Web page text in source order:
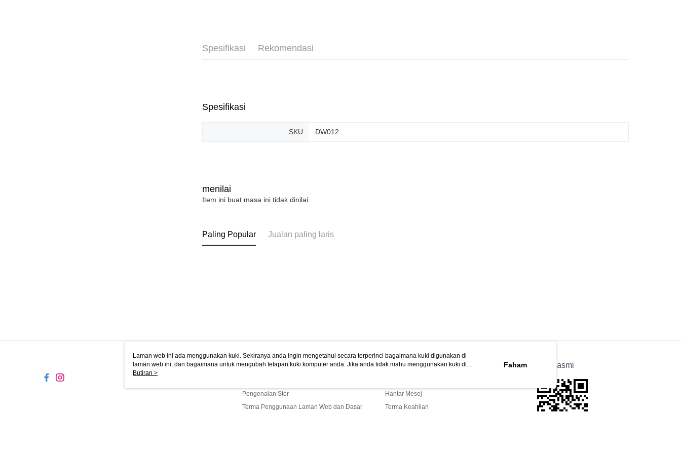
Spesifikasi Rekomendasi
Spesifikasi
SKU DW012
menilai
Item ini buat masa ini tidak dinilai
Paling Popular Jualan paling laris
Tentang Kami
Pengenalan Stor
Terma Penggunaan Laman Web dan Dasar
Khidmat Pelanggan
Hantar Mesej
Terma Keahlian
APP Rasmi
Laman web ini ada menggunakan kuki. Sekiranya anda ingin mengetahui secara terperinci bagaimana kuki digunakan di
laman web ini, dan bagaimana untuk mengubah tetapan kuki komputer anda. Jika anda tidak mahu menggunakan kuki di
komputer anda, sila rujuk penerangan mengenai kuki.
komputer anda. Jika anda tidak mahu menggunakan kuki di komputer anda, sila rujuk penerangan mengenai kuki.
Butiran >
Faham